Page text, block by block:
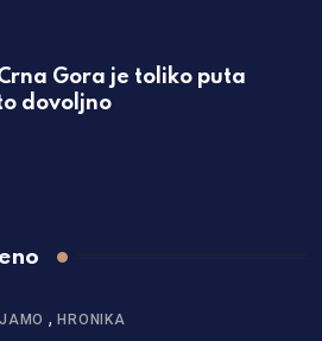
Gora je toliko puta
dovoljno
,HRONIKA